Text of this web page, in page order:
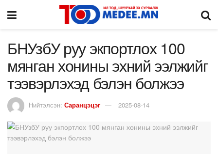
БНУзбУ руу экпортлох 100
мянган хонины эхний ээлжийг
тээвэрлэхэд бэлэн болжээ
Нийтэлсэн: Саранцэцэг 2025-08-14